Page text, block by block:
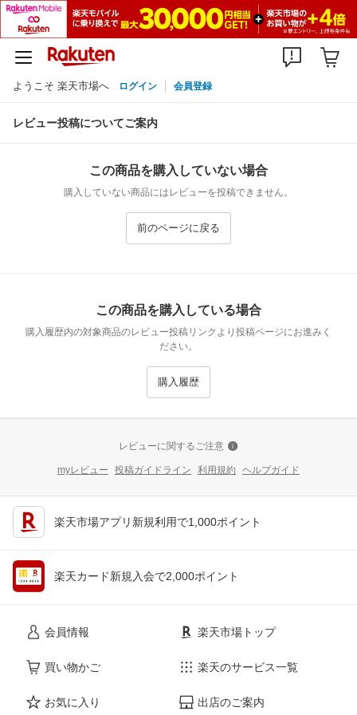
ようこそ 楽天市場へ ログイン 会員登録
レビュー投稿についてご案内
この商品を購入していない場合
購入していない商品にはレビューを投稿できません。
前のページに戻る
この商品を購入している場合
購入履歴内の対象商品のレビュー投稿リンクより投稿ページにお進みく
ださい。
購入履歴
レビューに関するご注意
myレビュー 投稿ガイドライン 利用規約 ヘルプガイド
楽天市場アプリ新規利用で1,000ポイント
楽天カード新規入会で2,000ポイント
会員情報
買い物かご
お気に入り
楽天市場トップ
楽天のサービス一覧
出店のご案内